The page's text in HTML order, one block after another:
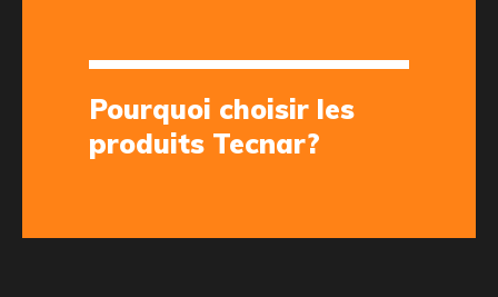
Pourquoi choisir les
produits Tecnar?